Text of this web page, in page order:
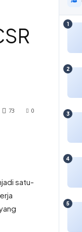
0
73
satu-
1
2
3
4
5